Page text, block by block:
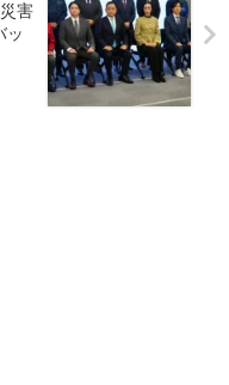
害
ッ